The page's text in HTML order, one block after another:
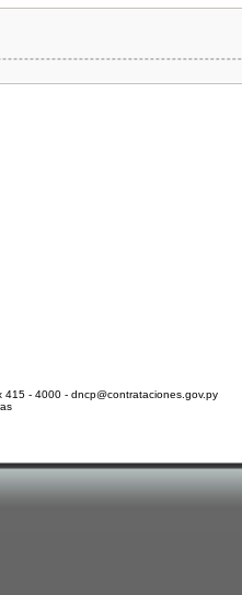
415 - 4000 - dncp@contrataciones.gov.py